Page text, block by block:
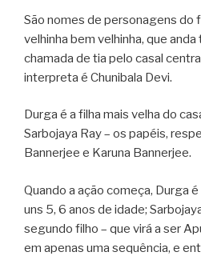
São nomes de personagens do
velhinha bem velhinha, que
chamada de tia pelo casal
interpreta é Chunibala Devi.
Durga é a filha mais velha do
Sarbojaya Ray – os papéis,
Bannerjee e Karuna Bannerjee.
Quando a ação começa, Durga
uns 5, 6 anos de idade;
segundo filho – que virá a ser
em apenas uma sequência, e